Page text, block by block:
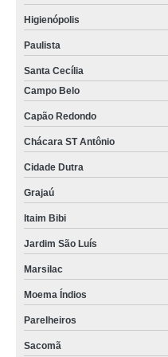
troca de tela de celular valores Rio
troca de tela Jardim São Luís
troca de telas de celular Cidade
troca de telas Jardim Paulista
troca tela celular valores Morumbi
troca tela samsung valores Jaçanã
qual o preço de troca de tela
troca tela celular valores República
troca de telas samsung Sacomã
troca de tela de celular Osasco
Higienópolis
Paulista
Santa Cecília
Campo Belo
Capão Redondo
Chácara ST Antônio
Cidade Dutra
Grajaú
Itaim Bibi
Jardim São Luís
Marsilac
Moema Índios
Parelheiros
Sacomã